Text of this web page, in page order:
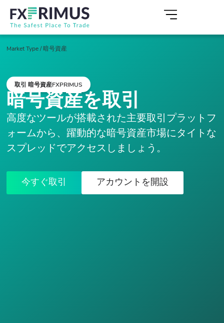
取引 暗号資産FXPRIMUS
暗号資産を取引
高度なツールが搭載された主要取引プラットフ
ォームから、躍動的な暗号資産市場にタイトな
スプレッドでアクセスしましょう。
今すぐ取引 アカウントを開設
Market Type / 暗号資産